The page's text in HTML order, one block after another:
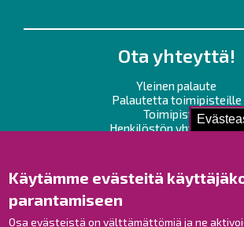
Käytämme evästeitä
parantamiseen
Osa evästeistä on välttämättömiä ja ne
Ota yhteyttä!
Yleinen palaute
Palautetta toimipisteille
Toimipisteet
Henkilöstön yhteystiedot
Raahe Facebookissa
Raahe Instagramissa
Raahe LinkedInissä